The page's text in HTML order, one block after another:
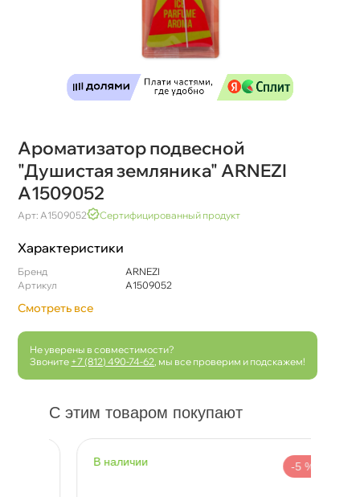
Ароматизатор подвесной
"Душистая земляника" ARNEZI
A1509052
Арт: A1509052 Сертифицированный продукт
Характеристики
Бренд
ARNEZI
Артикул
A1509052
Смотреть все
Не уверены в совместимости?
Звоните +7 (812) 490-74-62 , мы все проверим и подскажем!
С этим товаром покупают
наличии -5 %